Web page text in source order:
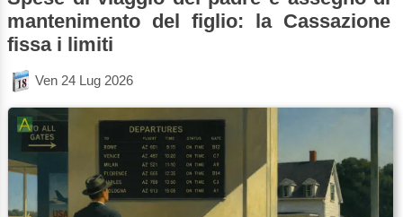
mantenimento del figlio: la Cassazione
fissa i limiti
Ven 24 Lug 2026